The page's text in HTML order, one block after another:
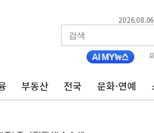
부동산 전국 문화·연예
돼지국밥짬뽕' 2주간 전국 한시 판매
라우드 보안인증 획득
태양광발전 '첫삽'…남동발전, 재생에
반기부터 본격화